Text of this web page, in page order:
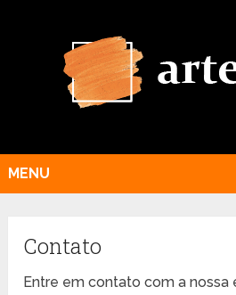
MENU
Contato
Entre em contato com a